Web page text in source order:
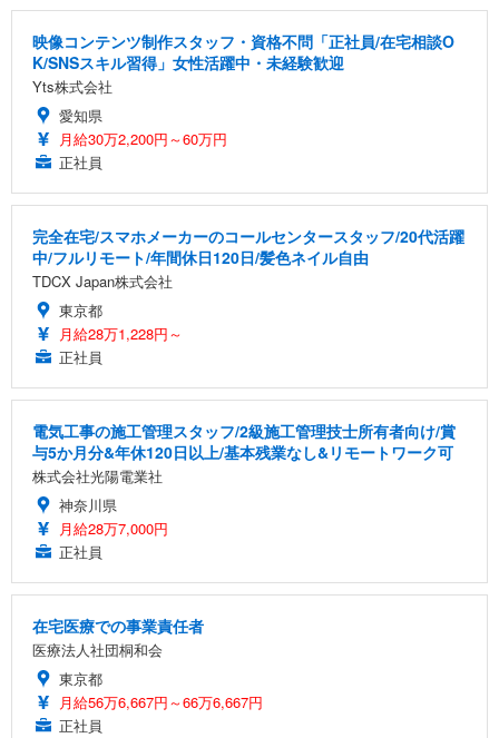
映像コンテンツ制作スタッフ・資格不問「正社員/在宅相談O
K/SNSスキル習得」女性活躍中・未経験歓迎
Yts株式会社
愛知県
月給30万2,200円～60万円
正社員
完全在宅/スマホメーカーのコールセンタースタッフ/20代活躍
中/フルリモート/年間休日120日/髪色ネイル自由
TDCX Japan株式会社
東京都
月給28万1,228円～
正社員
電気工事の施工管理スタッフ/2級施工管理技士所有者向け/賞
与5か月分&年休120日以上/基本残業なし&リモートワーク可
株式会社光陽電業社
神奈川県
月給28万7,000円
正社員
在宅医療での事業責任者
医療法人社団桐和会
東京都
月給56万6,667円～66万6,667円
正社員